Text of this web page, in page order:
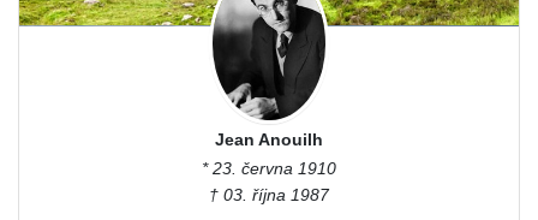
Jean Anouilh
* 23. června 1910
† 03. října 1987